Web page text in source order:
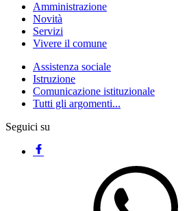
Amministrazione
Novità
Servizi
Vivere il comune
Assistenza sociale
Istruzione
Comunicazione istituzionale
Tutti gli argomenti...
Seguici su